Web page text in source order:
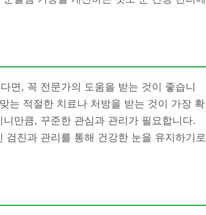
면, 꼭 전문가의 도움을 받는 것이 좋습니
는 적절한 치료나 처방을 받는 것이 가장 확
만큼, 꾸준한 관심과 관리가 필요합니다.
진과 관리를 통해 건강한 눈을 유지하기로